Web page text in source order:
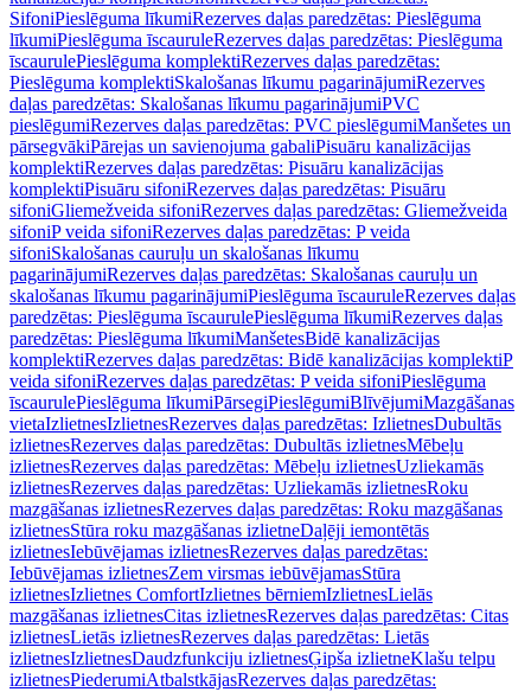
SifoniPieslēguma līkumiRezerves daļas paredzētas: Pieslēguma
līkumiPieslēguma īscauruleRezerves daļas paredzētas: Pieslēguma
īscaurulePieslēguma komplektiRezerves daļas paredzētas:
Pieslēguma komplektiSkalošanas līkumu pagarinājumiRezerves
daļas paredzētas: Skalošanas līkumu pagarinājumiPVC
pieslēgumiRezerves daļas paredzētas: PVC pieslēgumiManšetes un
pārsegvākiPārejas un savienojuma gabaliPisuāru kanalizācijas
komplektiRezerves daļas paredzētas: Pisuāru kanalizācijas
komplektiPisuāru sifoniRezerves daļas paredzētas: Pisuāru
sifoniGliemežveida sifoniRezerves daļas paredzētas: Gliemežveida
sifoniP veida sifoniRezerves daļas paredzētas: P veida
sifoniSkalošanas cauruļu un skalošanas līkumu
pagarinājumiRezerves daļas paredzētas: Skalošanas cauruļu un
skalošanas līkumu pagarinājumiPieslēguma īscauruleRezerves daļas
paredzētas: Pieslēguma īscaurulePieslēguma līkumiRezerves daļas
paredzētas: Pieslēguma līkumiManšetesBidē kanalizācijas
komplektiRezerves daļas paredzētas: Bidē kanalizācijas komplektiP
veida sifoniRezerves daļas paredzētas: P veida sifoniPieslēguma
īscaurulePieslēguma līkumiPārsegiPieslēgumiBlīvējumiMazgāšanas
vietaIzlietnesIzlietnesRezerves daļas paredzētas: IzlietnesDubultās
izlietnesRezerves daļas paredzētas: Dubultās izlietnesMēbeļu
izlietnesRezerves daļas paredzētas: Mēbeļu izlietnesUzliekamās
izlietnesRezerves daļas paredzētas: Uzliekamās izlietnesRoku
mazgāšanas izlietnesRezerves daļas paredzētas: Roku mazgāšanas
izlietnesStūra roku mazgāšanas izlietneDaļēji iemontētās
izlietnesIebūvējamas izlietnesRezerves daļas paredzētas:
Iebūvējamas izlietnesZem virsmas iebūvējamasStūra
izlietnesIzlietnes ComfortIzlietnes bērniemIzlietnesLielās
mazgāšanas izlietnesCitas izlietnesRezerves daļas paredzētas: Citas
izlietnesLietās izlietnesRezerves daļas paredzētas: Lietās
izlietnesIzlietnesDaudzfunkciju izlietnesĢipša izlietneKlašu telpu
izlietnesPiederumiAtbalstkājasRezerves daļas paredzētas: